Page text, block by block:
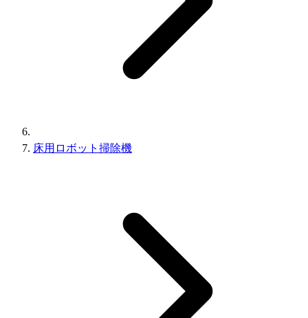
床用ロボット掃除機